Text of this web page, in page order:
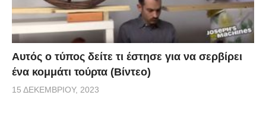
Αυτός ο τύπος δείτε τι έστησε για να σερβίρει
ένα κομμάτι τούρτα (Βίντεο)
15 ΔΕΚΕΜΒΡΊΟΥ, 2023